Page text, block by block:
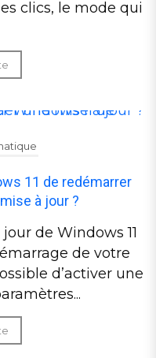
clics, le mode qui
11 de redémarrer
à jour ?
de Windows 11
de votre
d’activer une